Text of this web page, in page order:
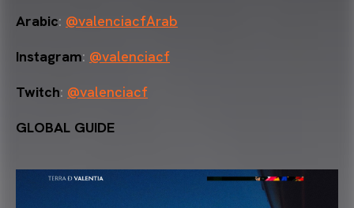
Arabic: @valenciacfArab
Instagram: @valenciacf
Twitch: @valenciacf
GLOBAL GUIDE